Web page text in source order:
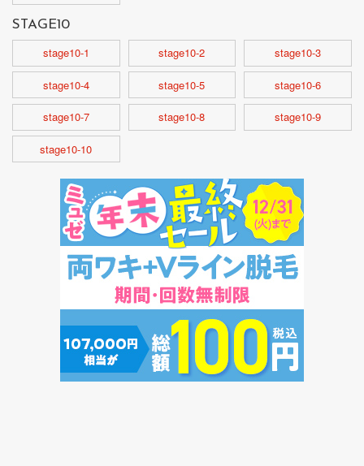
STAGE10
stage10-1 stage10-2 stage10-3
stage10-4 stage10-5 stage10-6
stage10-7 stage10-8 stage10-9
stage10-10